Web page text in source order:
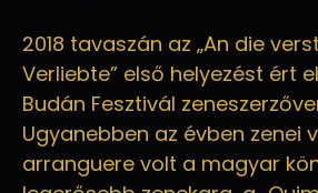
2018 tavaszán az „An die
Verliebte” első helyezést ért
Budán Fesztivál
Ugyanebben az évben zenei
arranguere volt a magyar